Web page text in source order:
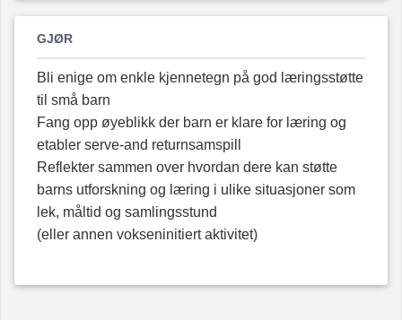
GJØR
Bli enige om enkle kjennetegn på god læringsstøtte
til små barn
Fang opp øyeblikk der barn er klare for læring og
etabler serve-and returnsamspill
Reflekter sammen over hvordan dere kan støtte
barns utforskning og læring i ulike situasjoner som
lek, måltid og samlingsstund
(eller annen vokseninitiert aktivitet)